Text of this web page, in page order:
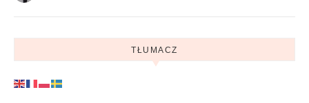
TŁUMACZ